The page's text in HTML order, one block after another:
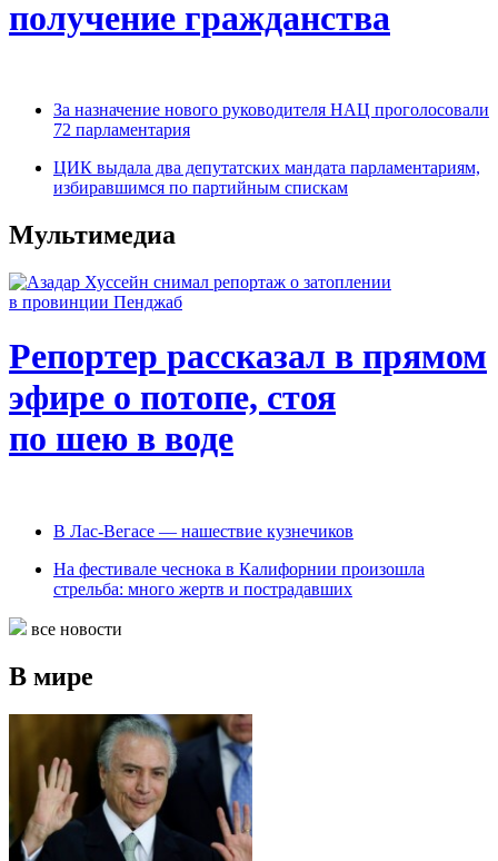
получение гражданства
За назначение нового руководителя НАЦ проголосовали
72 парламентария
ЦИК выдала два депутатских мандата парламентариям,
избиравшимся по партийным спискам
Мультимедиа
Репортер рассказал в прямом
эфире о потопе, стоя
по шею в воде
В Лас-Вегасе — нашествие кузнечиков
На фестивале чеснока в Калифорнии произошла
стрельба: много жертв и пострадавших
все новости
В мире